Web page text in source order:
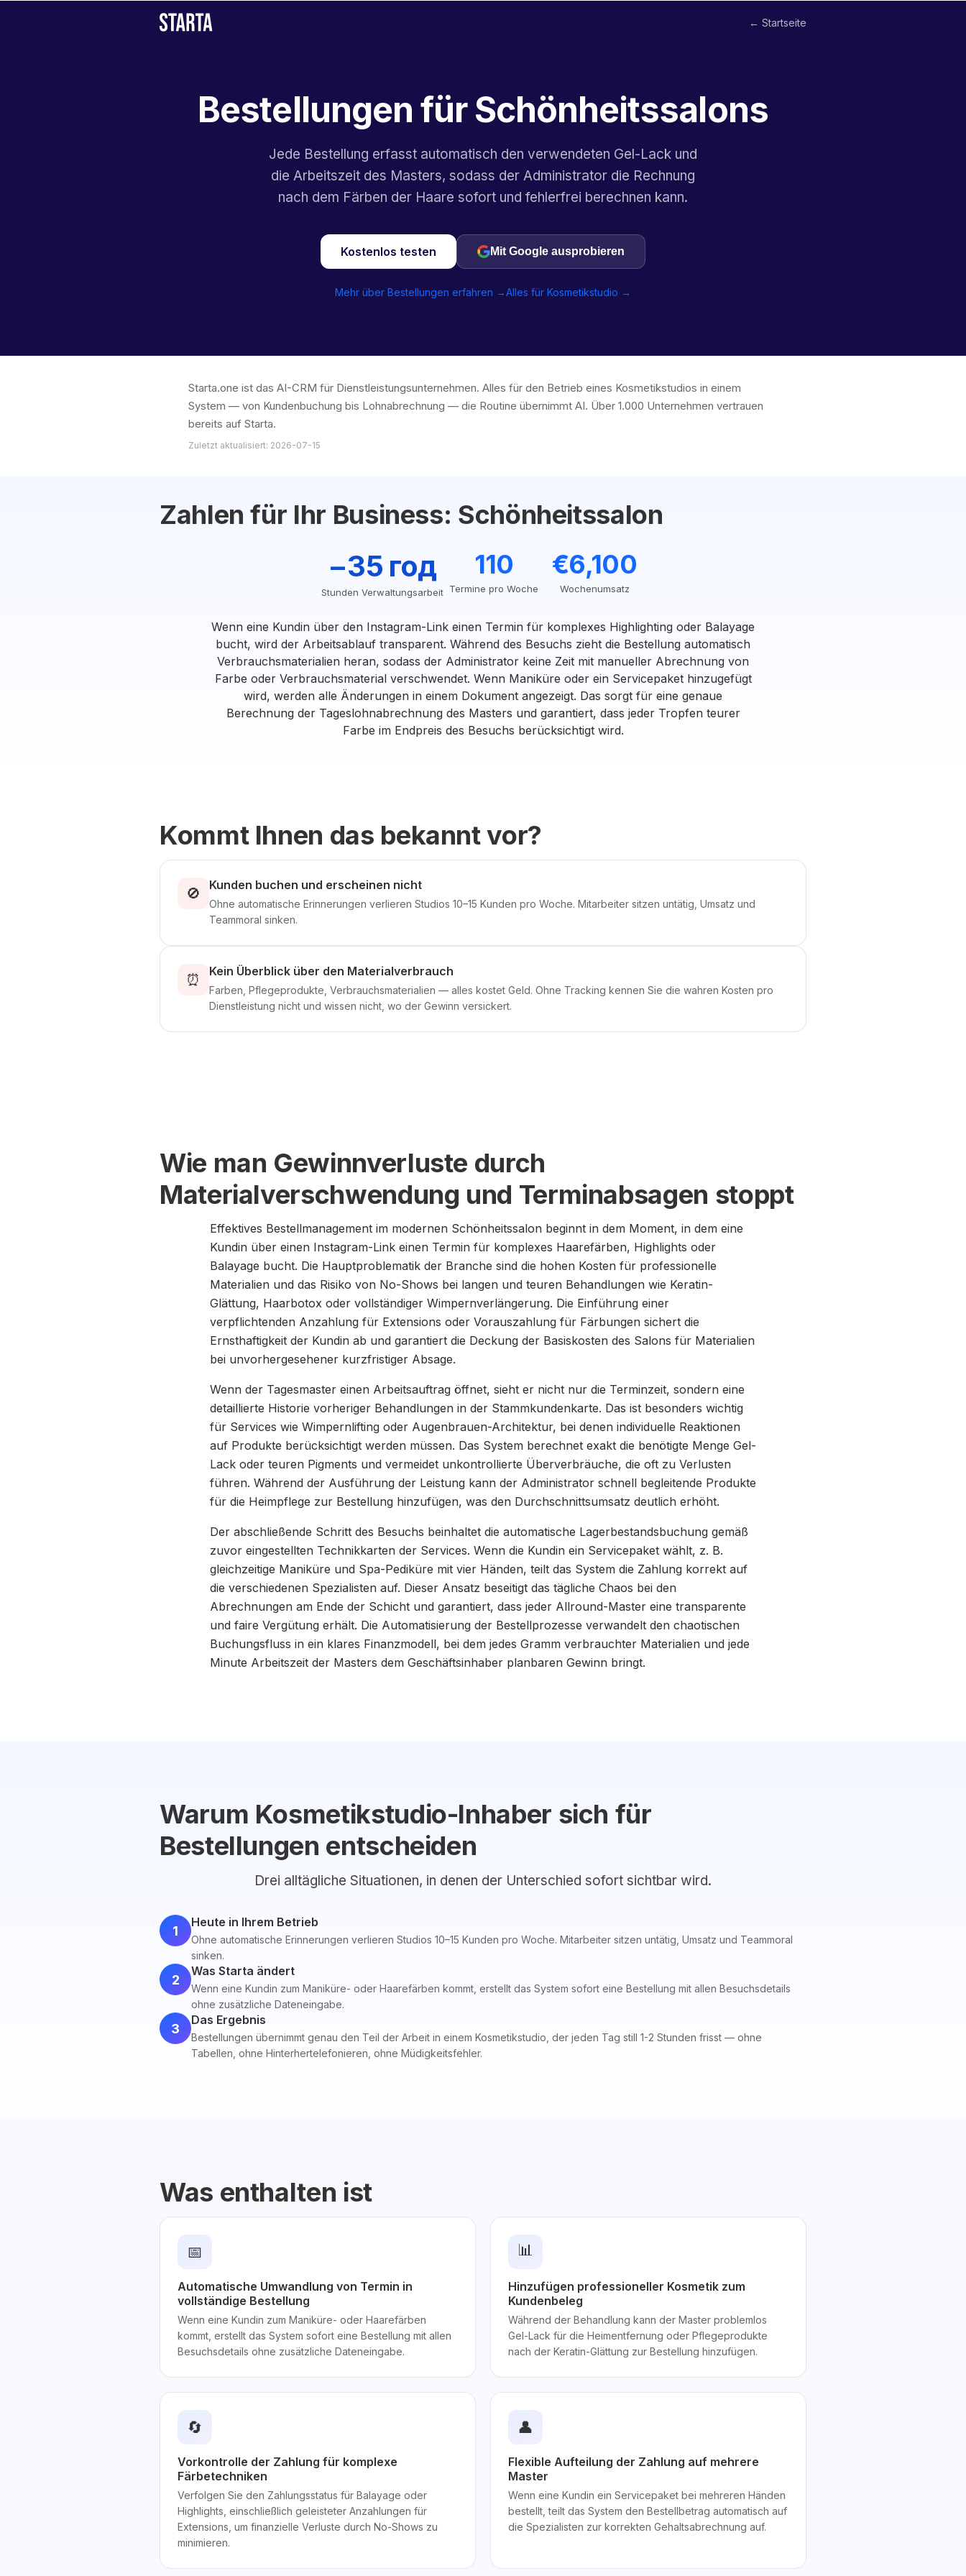
← Startseite
Bestellungen für Schönheitssalons
Jede Bestellung erfasst automatisch den verwendeten Gel-Lack und
die Arbeitszeit des Masters, sodass der Administrator die Rechnung
nach dem Färben der Haare sofort und fehlerfrei berechnen kann.
Kostenlos testen Mit Google ausprobieren
Mehr über Bestellungen erfahren →Alles für Kosmetikstudio →
Starta.one ist das AI-CRM für Dienstleistungsunternehmen. Alles für den Betrieb eines Kosmetikstudios in einem
System — von Kundenbuchung bis Lohnabrechnung — die Routine übernimmt AI. Über 1.000 Unternehmen vertrauen
bereits auf Starta.
Zuletzt aktualisiert: 2026-07-15
Zahlen für Ihr Business: Schönheitssalon
−35 год
Stunden Verwaltungsarbeit
110
Termine pro Woche
€6,100
Wochenumsatz
Wenn eine Kundin über den Instagram-Link einen Termin für komplexes Highlighting oder Balayage
bucht, wird der Arbeitsablauf transparent. Während des Besuchs zieht die Bestellung automatisch
Verbrauchsmaterialien heran, sodass der Administrator keine Zeit mit manueller Abrechnung von
Farbe oder Verbrauchsmaterial verschwendet. Wenn Maniküre oder ein Servicepaket hinzugefügt
wird, werden alle Änderungen in einem Dokument angezeigt. Das sorgt für eine genaue
Berechnung der Tageslohnabrechnung des Masters und garantiert, dass jeder Tropfen teurer
Farbe im Endpreis des Besuchs berücksichtigt wird.
Kommt Ihnen das bekannt vor?
🚫 Kunden buchen und erscheinen nicht
Ohne automatische Erinnerungen verlieren Studios 10–15 Kunden pro Woche. Mitarbeiter sitzen untätig, Umsatz und
Teammoral sinken.
⏰ Kein Überblick über den Materialverbrauch
Farben, Pflegeprodukte, Verbrauchsmaterialien — alles kostet Geld. Ohne Tracking kennen Sie die wahren Kosten pro
Dienstleistung nicht und wissen nicht, wo der Gewinn versickert.
Wie man Gewinnverluste durch
Materialverschwendung und Terminabsagen stoppt
Effektives Bestellmanagement im modernen Schönheitssalon beginnt in dem Moment, in dem eine
Kundin über einen Instagram-Link einen Termin für komplexes Haarefärben, Highlights oder
Balayage bucht. Die Hauptproblematik der Branche sind die hohen Kosten für professionelle
Materialien und das Risiko von No-Shows bei langen und teuren Behandlungen wie Keratin-
Glättung, Haarbotox oder vollständiger Wimpernverlängerung. Die Einführung einer
verpflichtenden Anzahlung für Extensions oder Vorauszahlung für Färbungen sichert die
Ernsthaftigkeit der Kundin ab und garantiert die Deckung der Basiskosten des Salons für Materialien
bei unvorhergesehener kurzfristiger Absage.
Wenn der Tagesmaster einen Arbeitsauftrag öffnet, sieht er nicht nur die Terminzeit, sondern eine
detaillierte Historie vorheriger Behandlungen in der Stammkundenkarte. Das ist besonders wichtig
für Services wie Wimpernlifting oder Augenbrauen-Architektur, bei denen individuelle Reaktionen
auf Produkte berücksichtigt werden müssen. Das System berechnet exakt die benötigte Menge Gel-
Lack oder teuren Pigments und vermeidet unkontrollierte Überverbräuche, die oft zu Verlusten
führen. Während der Ausführung der Leistung kann der Administrator schnell begleitende Produkte
für die Heimpflege zur Bestellung hinzufügen, was den Durchschnittsumsatz deutlich erhöht.
Der abschließende Schritt des Besuchs beinhaltet die automatische Lagerbestandsbuchung gemäß
zuvor eingestellten Technikkarten der Services. Wenn die Kundin ein Servicepaket wählt, z. B.
gleichzeitige Maniküre und Spa-Pediküre mit vier Händen, teilt das System die Zahlung korrekt auf
die verschiedenen Spezialisten auf. Dieser Ansatz beseitigt das tägliche Chaos bei den
Abrechnungen am Ende der Schicht und garantiert, dass jeder Allround-Master eine transparente
und faire Vergütung erhält. Die Automatisierung der Bestellprozesse verwandelt den chaotischen
Buchungsfluss in ein klares Finanzmodell, bei dem jedes Gramm verbrauchter Materialien und jede
Minute Arbeitszeit der Masters dem Geschäftsinhaber planbaren Gewinn bringt.
Warum Kosmetikstudio-Inhaber sich für
Bestellungen entscheiden
Drei alltägliche Situationen, in denen der Unterschied sofort sichtbar wird.
1
Heute in Ihrem Betrieb
Ohne automatische Erinnerungen verlieren Studios 10–15 Kunden pro Woche. Mitarbeiter sitzen untätig, Umsatz und Teammoral
sinken.
2
Was Starta ändert
Wenn eine Kundin zum Maniküre- oder Haarefärben kommt, erstellt das System sofort eine Bestellung mit allen Besuchsdetails
ohne zusätzliche Dateneingabe.
3
Das Ergebnis
Bestellungen übernimmt genau den Teil der Arbeit in einem Kosmetikstudio, der jeden Tag still 1-2 Stunden frisst — ohne
Tabellen, ohne Hinterhertelefonieren, ohne Müdigkeitsfehler.
Was enthalten ist
📅
Automatische Umwandlung von Termin in
vollständige Bestellung
Wenn eine Kundin zum Maniküre- oder Haarefärben
kommt, erstellt das System sofort eine Bestellung mit allen
Besuchsdetails ohne zusätzliche Dateneingabe.
📊
Hinzufügen professioneller Kosmetik zum
Kundenbeleg
Während der Behandlung kann der Master problemlos
Gel-Lack für die Heimentfernung oder Pflegeprodukte
nach der Keratin-Glättung zur Bestellung hinzufügen.
🔄
Vorkontrolle der Zahlung für komplexe
Färbetechniken
Verfolgen Sie den Zahlungsstatus für Balayage oder
Highlights, einschließlich geleisteter Anzahlungen für
Extensions, um finanzielle Verluste durch No-Shows zu
minimieren.
👤
Flexible Aufteilung der Zahlung auf mehrere
Master
Wenn eine Kundin ein Servicepaket bei mehreren Händen
bestellt, teilt das System den Bestellbetrag automatisch auf
die Spezialisten zur korrekten Gehaltsabrechnung auf.